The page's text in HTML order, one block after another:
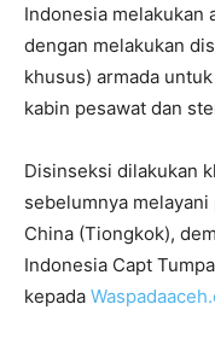
Indonesia melakukan
dengan melakukan
khusus) armada
kabin pesawat dan
Disinseksi dilakukan
sebelumnya
China (Tiongkok),
Indonesia Capt
kepada